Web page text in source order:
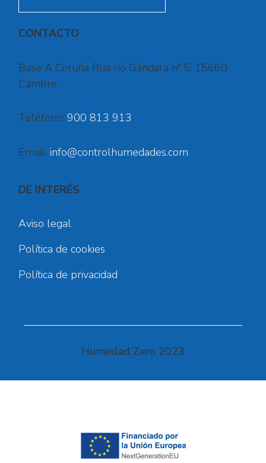
CONTACTO
Base A Coruña Rua río Gándara nº 5, 15660
Cambre
Teléfono: 900 813 913
Email: info@controlhumedades.com
DE INTERÉS
Aviso legal
Política de cookies
Política de privacidad
Humedad Zero 2023